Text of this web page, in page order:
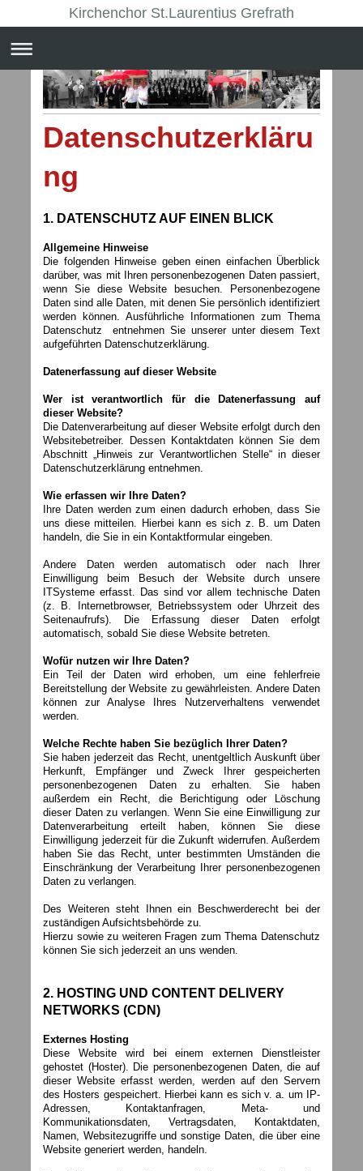
Kirchenchor St.Laurentius Grefrath
Datenschutzerkläru
ng
1. DATENSCHUTZ AUF EINEN BLICK
Allgemeine Hinweise
Die folgenden Hinweise geben einen einfachen Überblick
darüber, was mit Ihren personenbezogenen Daten passiert,
wenn Sie diese Website besuchen. Personenbezogene
Daten sind alle Daten, mit denen Sie persönlich identifiziert
werden können. Ausführliche Informationen zum Thema
Datenschutz entnehmen Sie unserer unter diesem Text
aufgeführten Datenschutzerklärung.
Datenerfassung auf dieser Website
Wer ist verantwortlich für die Datenerfassung auf
dieser Website?
Die Datenverarbeitung auf dieser Website erfolgt durch den
Websitebetreiber. Dessen Kontaktdaten können Sie dem
Abschnitt „Hinweis zur Verantwortlichen Stelle“ in dieser
Datenschutzerklärung entnehmen.
Wie erfassen wir Ihre Daten?
Ihre Daten werden zum einen dadurch erhoben, dass Sie
uns diese mitteilen. Hierbei kann es sich z. B. um Daten
handeln, die Sie in ein Kontaktformular eingeben.
Andere Daten werden automatisch oder nach Ihrer
Einwilligung beim Besuch der Website durch unsere
ITSysteme erfasst. Das sind vor allem technische Daten
(z. B. Internetbrowser, Betriebssystem oder Uhrzeit des
Seitenaufrufs). Die Erfassung dieser Daten erfolgt
automatisch, sobald Sie diese Website betreten.
Wofür nutzen wir Ihre Daten?
Ein Teil der Daten wird erhoben, um eine fehlerfreie
Bereitstellung der Website zu gewährleisten. Andere Daten
können zur Analyse Ihres Nutzerverhaltens verwendet
werden.
Welche Rechte haben Sie bezüglich Ihrer Daten?
Sie haben jederzeit das Recht, unentgeltlich Auskunft über
Herkunft, Empfänger und Zweck Ihrer gespeicherten
personenbezogenen Daten zu erhalten. Sie haben
außerdem ein Recht, die Berichtigung oder Löschung
dieser Daten zu verlangen. Wenn Sie eine Einwilligung zur
Datenverarbeitung erteilt haben, können Sie diese
Einwilligung jederzeit für die Zukunft widerrufen. Außerdem
haben Sie das Recht, unter bestimmten Umständen die
Einschränkung der Verarbeitung Ihrer personenbezogenen
Daten zu verlangen.
Des Weiteren steht Ihnen ein Beschwerderecht bei der
zuständigen Aufsichtsbehörde zu.
Hierzu sowie zu weiteren Fragen zum Thema Datenschutz
können Sie sich jederzeit an uns wenden.
2. HOSTING UND CONTENT DELIVERY
NETWORKS (CDN)
Externes Hosting
Diese Website wird bei einem externen Dienstleister
gehostet (Hoster). Die personenbezogenen Daten, die auf
dieser Website erfasst werden, werden auf den Servern
des Hosters gespeichert. Hierbei kann es sich v. a. um IP-
Adressen, Kontaktanfragen, Meta- und
Kommunikationsdaten, Vertragsdaten, Kontaktdaten,
Namen, Websitezugriffe und sonstige Daten, die über eine
Website generiert werden, handeln.